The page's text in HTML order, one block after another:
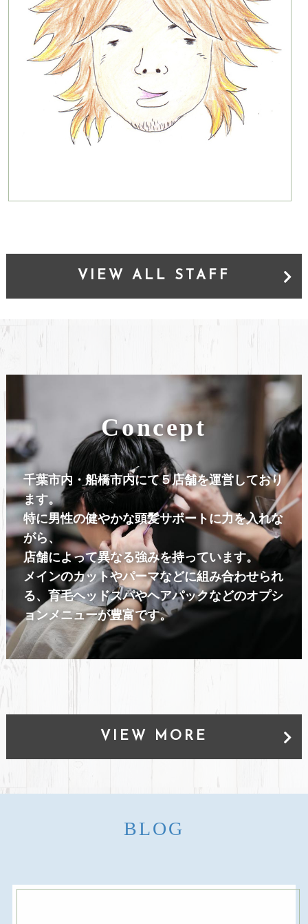
VIEW ALL STAFF
Concept
千葉市内・船橋市内にて５店舗を運営しており
ます。
特に男性の健やかな頭髪サポートに力を入れな
がら、
店舗によって異なる強みを持っています。
メインのカットやパーマなどに組み合わせられ
る、育毛ヘッドスパやヘアパックなどのオプシ
ョンメニューが豊富です。
VIEW MORE
BLOG